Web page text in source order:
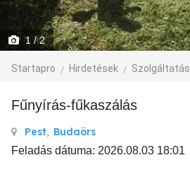
1 / 2
Startapro Hirdetések Szolgáltatás
Fűnyírás-fűkaszálás
Pest, Budaörs
Feladás dátuma: 2026.08.03 18:01